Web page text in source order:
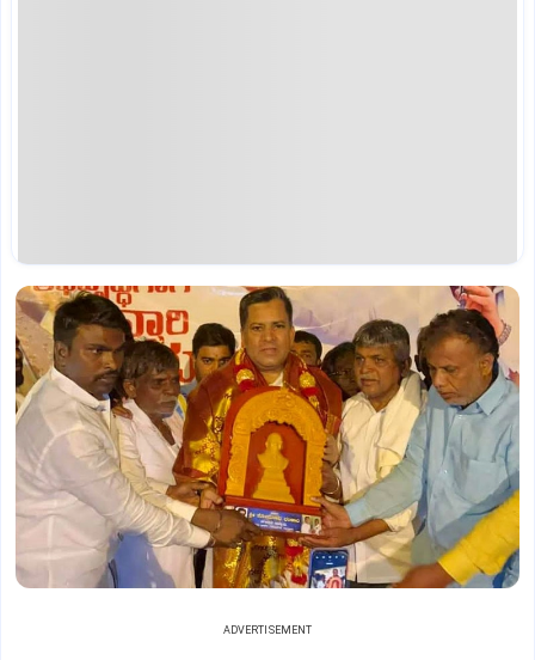
ADVERTISEMENT